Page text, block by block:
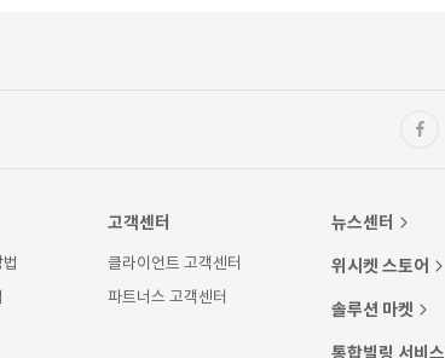
고객센터
클라이언트 고객센터
파트너스 고객센터
뉴스센터
위시켓 스토어
솔루션 마켓
통합빌링 서비스